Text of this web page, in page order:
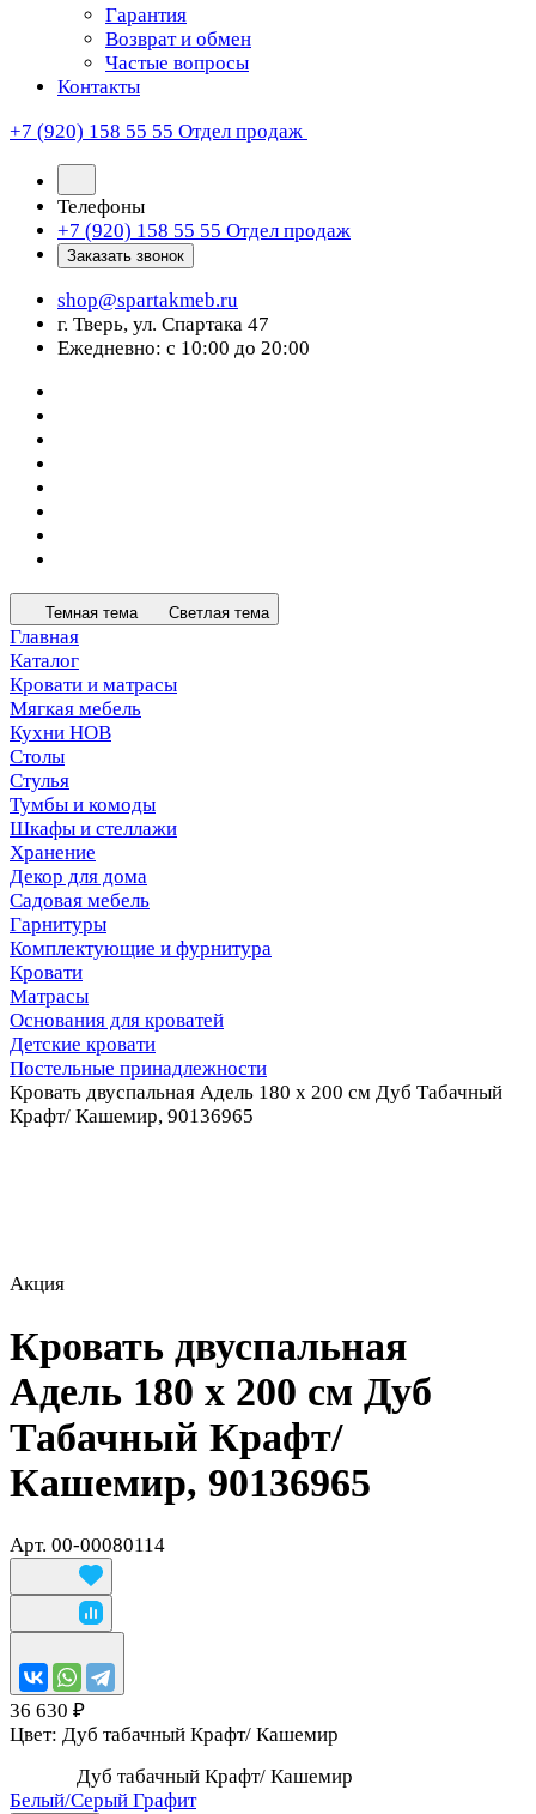
Гарантия
Возврат и обмен
Частые вопросы
Контакты
+7 (920) 158 55 55 Отдел продаж
Телефоны
+7 (920) 158 55 55 Отдел продаж
Заказать звонок
shop@spartakmeb.ru
г. Тверь, ул. Спартака 47
Ежедневно: с 10:00 до 20:00
Темная тема Светлая тема
Главная
Каталог
Кровати и матрасы
Мягкая мебель
Кухни НОВ
Столы
Стулья
Тумбы и комоды
Шкафы и стеллажи
Хранение
Декор для дома
Садовая мебель
Гарнитуры
Комплектующие и фурнитура
Кровати
Матрасы
Основания для кроватей
Детские кровати
Постельные принадлежности
Кровать двуспальная Адель 180 х 200 см Дуб Табачный
Крафт/ Кашемир, 90136965
Акция
Кровать двуспальная
Адель 180 х 200 см Дуб
Табачный Крафт/
Кашемир, 90136965
Арт. 00-00080114
36 630 ₽
Цвет: Дуб табачный Крафт/ Кашемир
Дуб табачный Крафт/ Кашемир
Белый/Серый Графит